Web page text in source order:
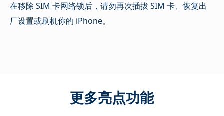
在移除 SIM 卡网络锁后，请勿再次插拔 SIM 卡、恢复出
厂设置或刷机你的 iPhone。
更多亮点功能